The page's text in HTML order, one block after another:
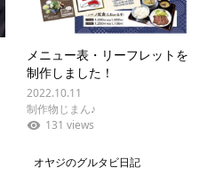
メニュー表・リーフレットを
制作しました！
2022.10.11
制作物じまん♪
131 views
オヤジのグルタビ日記